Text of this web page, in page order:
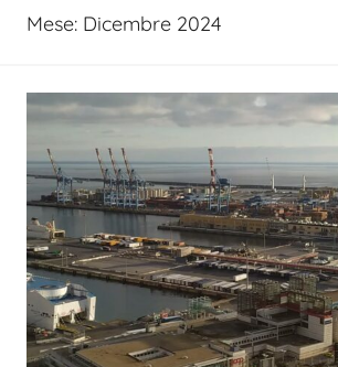
Mese: Dicembre 2024